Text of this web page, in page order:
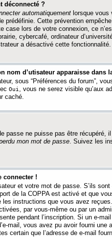
déconnecté ?
automatiquement lorsque
prédéfinie. Cette prévention
case lors de votre connexion, ce
cybercafé, ordinateur
a désactivé cette fonctionnalité.
nom d’utisateur apparaisse dans
sous “Préférences du forum”,
Oui , vous ne serez visible qu’aux
caché.
passe ne puisse pas être récupéré,
mon mot de passe. Suivez les
connecter !
et votre mot de passe. S’ils
de la COPPA est activé et que
les instructions que vous avez
par vous-même ou par un
pendant l’inscription. Si un e-
mail, vous avez pu avoir fourni une
certain que l’adresse de e-mail